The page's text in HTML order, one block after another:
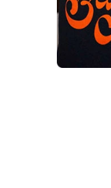
a